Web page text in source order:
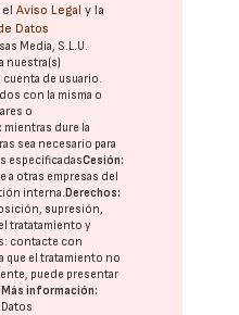
elAviso Legal y la
Datos
Media, S.L.U.
nuestra(s)
de usuario.
con la misma o
o
mientras dure la
sea necesario para
especificadasCesión:
a otras empresas del
interna.Derechos:
supresión,
tratatamiento y
contacte con
que el tratamiento no
puede presentar
Más información: